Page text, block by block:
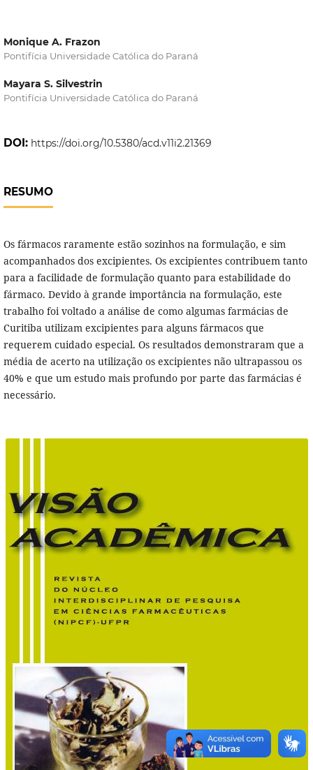
Monique A. Frazon
Pontifícia Universidade Católica do Paraná
Mayara S. Silvestrin
Pontifícia Universidade Católica do Paraná
DOI: https://doi.org/10.5380/acd.v11i2.21369
RESUMO
Os fármacos raramente estão sozinhos na formulação, e sim
acompanhados dos excipientes. Os excipientes contribuem tanto
para a facilidade de formulação quanto para estabilidade do
fármaco. Devido à grande importância na formulação, este
trabalho foi voltado a análise de como algumas farmácias de
Curitiba utilizam excipientes para alguns fármacos que
requerem cuidado especial. Os resultados demonstraram que a
média de acerto na utilização os excipientes não ultrapassou os
40% e que um estudo mais profundo por parte das farmácias é
necessário.